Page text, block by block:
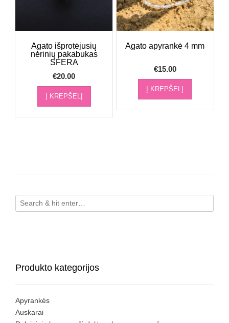
Agato išprotėjusių
nėrinių pakabukas
SFERA
€20.00
Į KREPŠELĮ
Agato apyrankė 4 mm
€15.00
Į KREPŠELĮ
Produkto kategorijos
Apyrankės
Auskarai